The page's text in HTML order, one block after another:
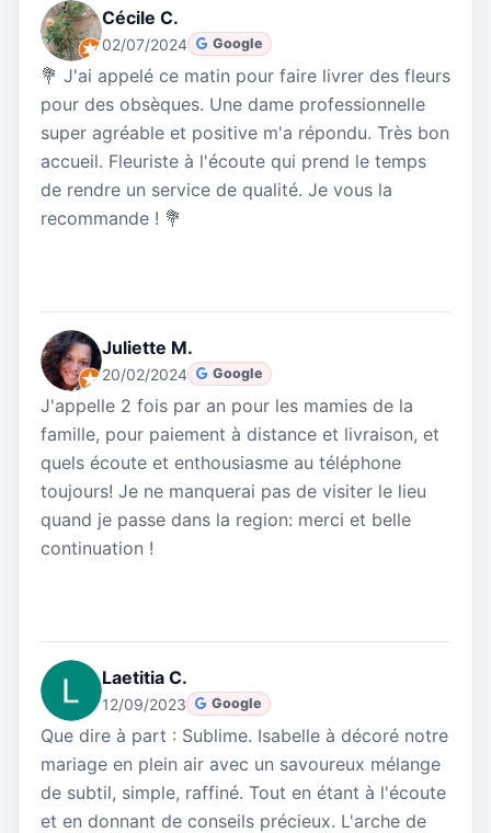
Cécile C.
02/07/2024 Google
💐 J'ai appelé ce matin pour faire livrer des fleurs
pour des obsèques. Une dame professionnelle
super agréable et positive m'a répondu. Très bon
accueil. Fleuriste à l'écoute qui prend le temps
de rendre un service de qualité. Je vous la
recommande ! 💐
Juliette M.
20/02/2024 Google
J'appelle 2 fois par an pour les mamies de la
famille, pour paiement à distance et livraison, et
quels écoute et enthousiasme au téléphone
toujours! Je ne manquerai pas de visiter le lieu
quand je passe dans la region: merci et belle
continuation !
Laetitia C.
12/09/2023 Google
Que dire à part : Sublime. Isabelle à décoré notre
mariage en plein air avec un savoureux mélange
de subtil, simple, raffiné. Tout en étant à l'écoute
et en donnant de conseils précieux. L'arche de